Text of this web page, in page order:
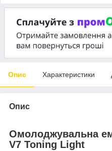
Опис Характеристики
Опис
Омолоджувальна
V7 Toning Light